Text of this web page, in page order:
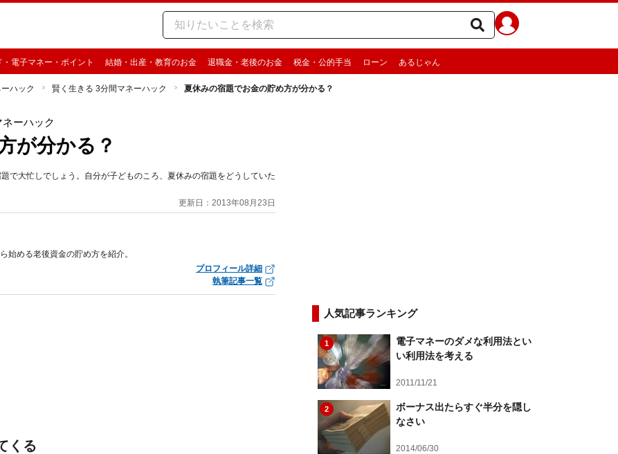
電子マネー・ポイント 結婚・出産・教育のお金 退職金・老後のお金 税金・公的手当 ローン あるじゃん
ハック 賢く生きる 3分間マネーハック 夏休みの宿題でお金の貯め方が分かる？
ーハック
が分かる？
で大忙しでしょう。自分が子どものころ、夏休みの宿題をどうしていた
更新日：2013年08月23日
始める老後資金の貯め方を紹介。
プロフィール詳細
執筆記事一覧
くる
人気記事ランキング
1
電子マネーのダメな利用法とい
い利用法を考える
2011/11/21
2
ボーナス出たらすぐ半分を隠し
なさい
2014/06/30